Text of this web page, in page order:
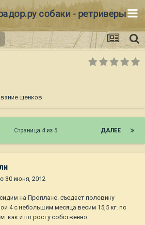
собаки - ретриверы
щенков
ДАЛЕЕ
Страница 4 из 5
30 июня, 2012
на Проплане. съедает половину
4 с небольшим месяца весим 15,5 кг. по
как и по росту собственно.